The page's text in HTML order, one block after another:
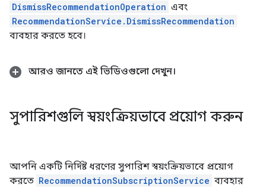
DismissRecommendationOperation এবং
RecommendationService.DismissRecommendation
ব্যবহার করতে হবে।
আরও জানতে এই ভিডিওগুলো দেখুন।
সুপারিশগুলি স্বয়ংক্রিয়ভাবে প্রয়োগ করুন
আপনি একটি নির্দিষ্ট ধরণের সুপারিশ স্বয়ংক্রিয়ভাবে প্রয়োগ
করতে RecommendationSubscriptionService ব্যবহার